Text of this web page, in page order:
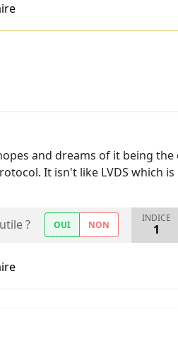
and dreams of it being
It isn't like LVDS which
? OUI NON
INDICE
1